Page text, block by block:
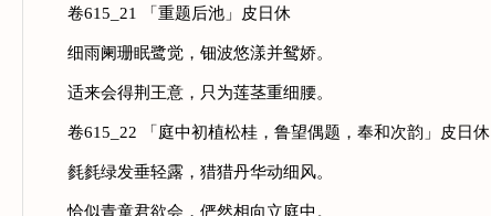
卷615_21 「重题后池」皮日休
细雨阑珊眠鹭觉，钿波悠漾并鸳娇。
适来会得荆王意，只为莲茎重细腰。
卷615_22 「庭中初植松桂，鲁望偶题，奉和次韵」皮日休
毵毵绿发垂轻露，猎猎丹华动细风。
恰似青童君欲会，俨然相向立庭中。